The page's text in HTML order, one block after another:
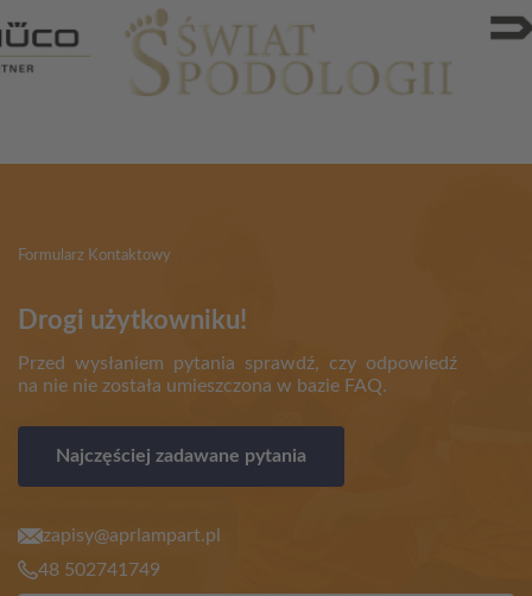
Formularz Kontaktowy
Drogi użytkowniku!
Przed wysłaniem pytania sprawdź, czy odpowiedź
na nie nie została umieszczona w bazie FAQ.
Najczęściej zadawane pytania
zapisy@aprlampart.pl
48 502741749